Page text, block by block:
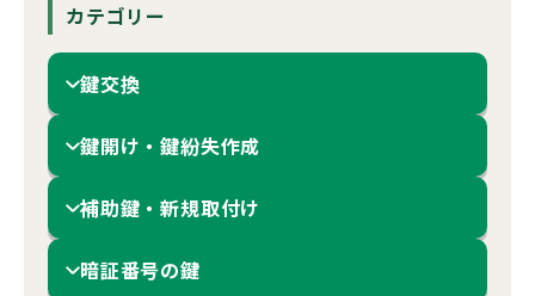
カテゴリー
鍵交換
鍵開け・鍵紛失作成
補助鍵・新規取付け
暗証番号の鍵